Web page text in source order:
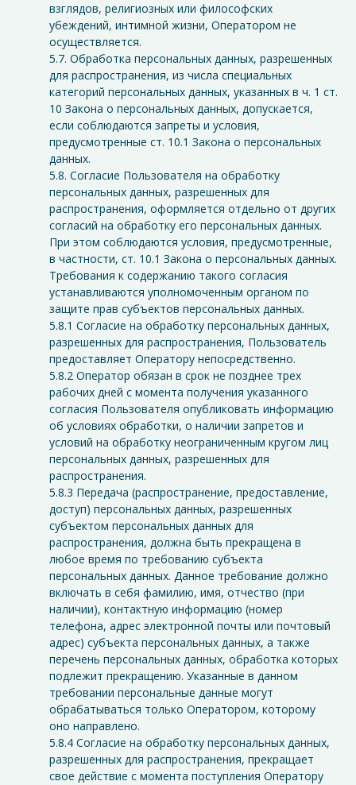
взглядов, религиозных или философских
убеждений, интимной жизни, Оператором не
осуществляется.
5.7. Обработка персональных данных, разрешенных
для распространения, из числа специальных
категорий персональных данных, указанных в ч. 1 ст.
10 Закона о персональных данных, допускается,
если соблюдаются запреты и условия,
предусмотренные ст. 10.1 Закона о персональных
данных.
5.8. Согласие Пользователя на обработку
персональных данных, разрешенных для
распространения, оформляется отдельно от других
согласий на обработку его персональных данных.
При этом соблюдаются условия, предусмотренные,
в частности, ст. 10.1 Закона о персональных данных.
Требования к содержанию такого согласия
устанавливаются уполномоченным органом по
защите прав субъектов персональных данных.
5.8.1 Согласие на обработку персональных данных,
разрешенных для распространения, Пользователь
предоставляет Оператору непосредственно.
5.8.2 Оператор обязан в срок не позднее трех
рабочих дней с момента получения указанного
согласия Пользователя опубликовать информацию
об условиях обработки, о наличии запретов и
условий на обработку неограниченным кругом лиц
персональных данных, разрешенных для
распространения.
5.8.3 Передача (распространение, предоставление,
доступ) персональных данных, разрешенных
субъектом персональных данных для
распространения, должна быть прекращена в
любое время по требованию субъекта
персональных данных. Данное требование должно
включать в себя фамилию, имя, отчество (при
наличии), контактную информацию (номер
телефона, адрес электронной почты или почтовый
адрес) субъекта персональных данных, а также
перечень персональных данных, обработка которых
подлежит прекращению. Указанные в данном
требовании персональные данные могут
обрабатываться только Оператором, которому
оно направлено.
5.8.4 Согласие на обработку персональных данных,
разрешенных для распространения, прекращает
свое действие с момента поступления Оператору